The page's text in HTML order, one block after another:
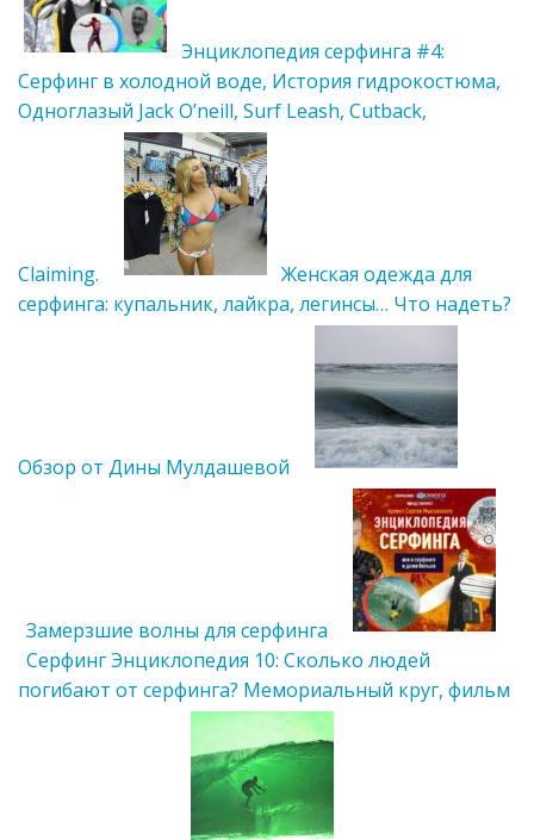
Энциклопедия серфинга #4:
Серфинг в холодной воде, История гидрокостюма,
Одноглазый Jack O’neill, Surf Leash, Cutback,
Claiming.
Женская одежда для
серфинга: купальник, лайкра, легинсы… Что надеть?
Обзор от Дины Мулдашевой
Замерзшие волны для серфинга
Cерфинг Энциклопедия 10: Сколько людей
погибают от серфинга? Мемориальный круг, фильм